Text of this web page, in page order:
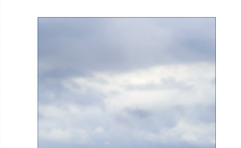
løsning der holder i
mange år. Valg af tømrer
roskild...